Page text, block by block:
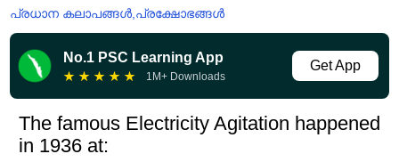
പ്രധാന കലാപങ്ങൾ,പ്രക്ഷോഭങ്ങൾ
No.1 PSC Learning App
★ ★ ★ ★ ★ 1M+ Downloads
Get App
The famous Electricity Agitation happened
in 1936 at: